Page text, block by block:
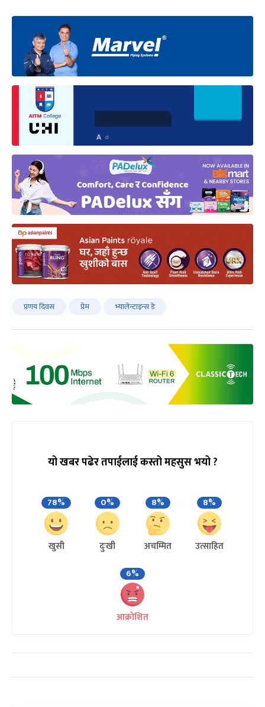
प्रणय दिवस प्रेम भ्यालेन्टाइन्स डे
यो खबर पढेर तपाईलाई कस्तो महसुस भयो ?
78%
खुसी
0%
दुःखी
8%
अचम्मित
8%
उत्साहित
6%
आक्रोशित